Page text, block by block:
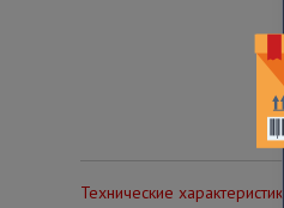
Технические характеристики